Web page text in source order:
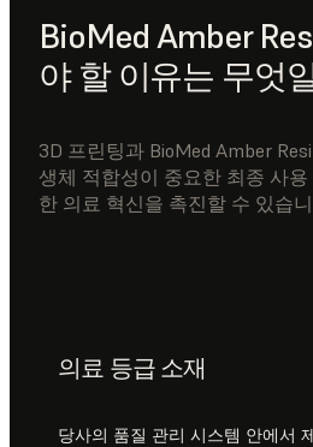
BioMed Amber
야 할 이유는 무엇
3D 프린팅과 BioMed Amber
생체 적합성이 중요한 최종 사
한 의료 혁신을 촉진할 수 있습
의료 등급 소재
당사의 품질 관리 시스템 안에서